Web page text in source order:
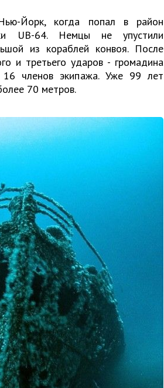
Йорк, когда попал в район
UB-64. Немцы не упустили
из кораблей конвоя. После
и третьего ударов - громадина
членов экипажа. Уже 99 лет
70 метров.